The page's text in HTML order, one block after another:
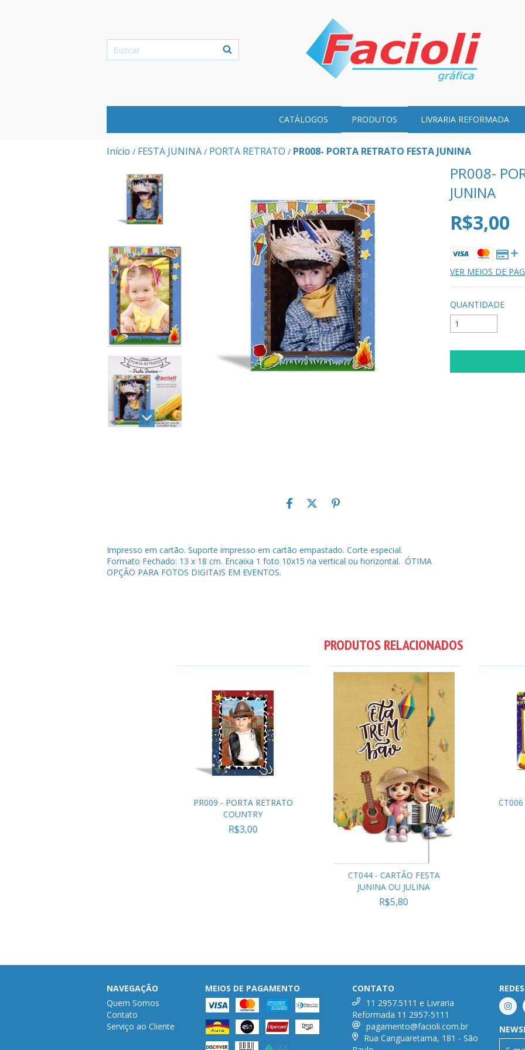
CATÁLOGOS PRODUTOS LIVRARIA REFORMADA
Início / FESTA JUNINA / PORTA RETRATO / PR008- PORTA RETRATO FESTA JUNINA
Impresso em cartão. Suporte impresso em cartão empastado. Corte especial.
Formato Fechado: 13 x 18 cm. Encaixa 1 foto 10x15 na vertical ou horizontal. ÓTIMA
OPÇÃO PARA FOTOS DIGITAIS EM EVENTOS.
PR008-
JUNINA
R$3,00
VER MEIOS DE
QUANTIDADE
PRODUTOS RELACIONADOS
PR009 - PORTA RETRATO
COUNTRY
R$3,00
CT044 - CARTÃO FESTA
JUNINA OU JULINA
R$5,80
CT006
NAVEGAÇÃO
Quem Somos
Contato
Serviço ao Cliente
MEIOS DE PAGAMENTO
CONTATO
11 2957.5111 e Livraria
Reformada 11 2957-5111
pagamento@facioli.com.br
Rua Canguaretama, 181 - São